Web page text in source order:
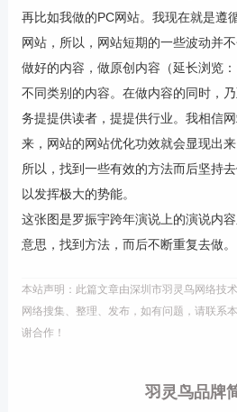
再比如我做的PC网站。我现在就是遵
网站，所以，网站短期的一些波动并
做好的内容，做原创内容（延长浏览
不同类别的内容。在做内容的同时，
务提提供读者，提提供行业。我相信
来，网站的网站优化功效就会显现出来
所以，找到一些有效的方法而后坚持
以发挥极大的势能。
这张图是罗振宇跨年演说上的演说内
意思，找到方法，而后不断重复去做。
本站声明：此篇文章由深圳市羽灵鸟网络技
网络搜集、整理、发布，如有问题，请联系
谢合作！
羽灵鸟品牌